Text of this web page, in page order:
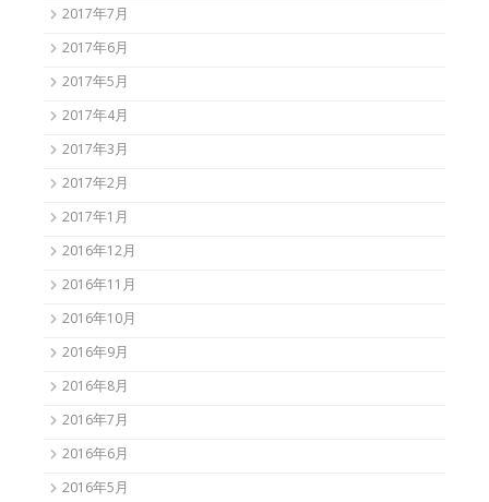
2017年7月
2017年6月
2017年5月
2017年4月
2017年3月
2017年2月
2017年1月
2016年12月
2016年11月
2016年10月
2016年9月
2016年8月
2016年7月
2016年6月
2016年5月